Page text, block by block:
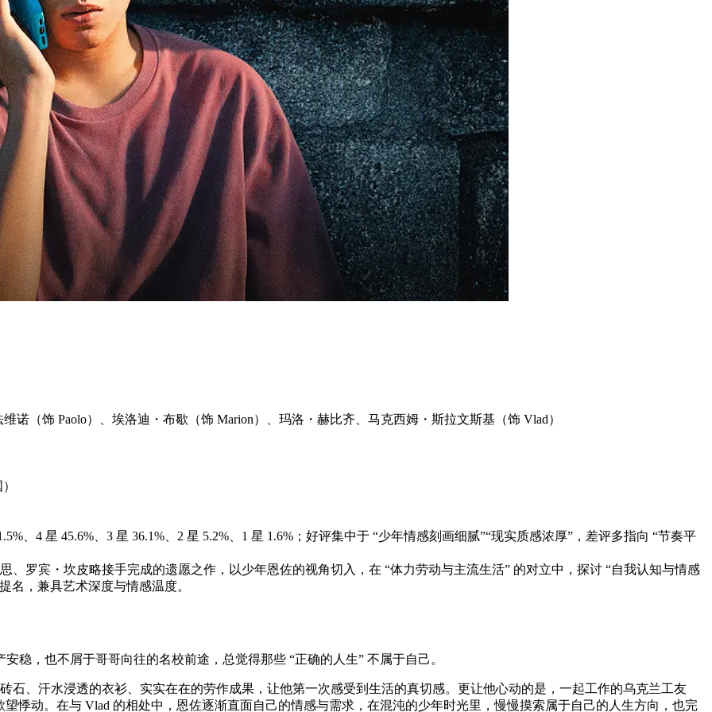
诺（饰 Paolo）、埃洛迪・布歇（饰 Marion）、玛洛・赫比齐、马克西姆・斯拉文斯基（饰 Vlad）
、4 星 45.6%、3 星 36.1%、2 星 5.2%、1 星 1.6%；好评集中于 “少年情感刻画细腻”“现实质感浓厚”，差评多指向 “节奏平
、罗宾・坎皮略接手完成的遗愿之作，以少年恩佐的视角切入，在 “体力劳动与主流生活” 的对立中，探讨 “自我认知与情感
名，兼具艺术深度与情感温度。
稳，也不屑于哥哥向往的名校前途，总觉得那些 “正确的人生” 不属于自己。
、汗水浸透的衣衫、实实在在的劳作成果，让他第一次感受到生活的真切感。更让他心动的是，一起工作的乌克兰工友
悸动。在与 Vlad 的相处中，恩佐逐渐直面自己的情感与需求，在混沌的少年时光里，慢慢摸索属于自己的人生方向，也完